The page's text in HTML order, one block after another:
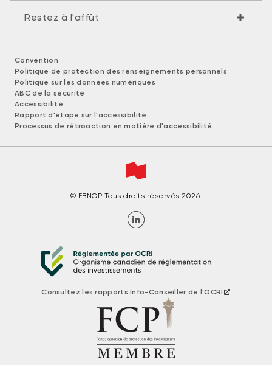
Restez à l'affût
Convention
Politique de protection des renseignements personnels
Politique sur les données numériques
ABC de la sécurité
Accessibilité
Rapport d'étape sur l'accessibilité
Processus de rétroaction en matière d'accessibilité
© FBNGP Tous droits réservés 2026.
Consultez les rapports Info-Conseiller de l'OCRI